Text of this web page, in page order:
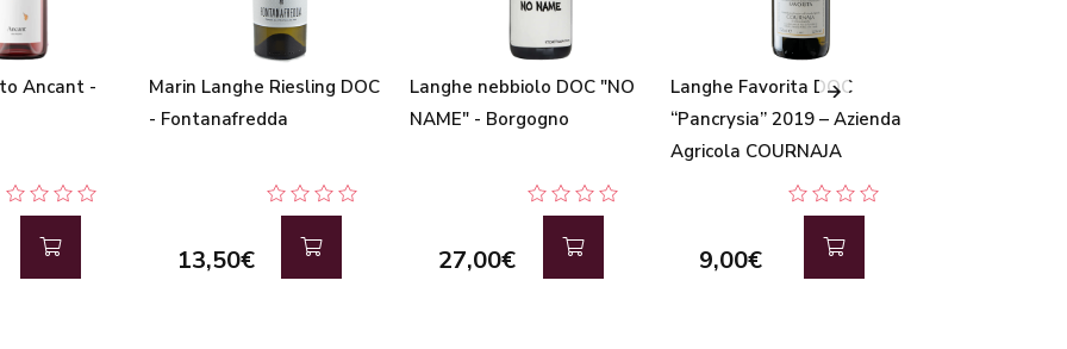
Ancant -
Marin Langhe Riesling DOC
- Fontanafredda
13,50€
Langhe nebbiolo DOC "NO
NAME" - Borgogno
27,00€
Langhe Favorita DOC
“Pancrysia” 2019 – Azienda
Agricola COURNAJA
9,00€